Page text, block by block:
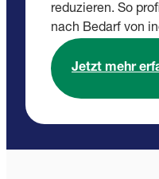
reduzieren. So
nach Bedarf von
Jetzt mehr